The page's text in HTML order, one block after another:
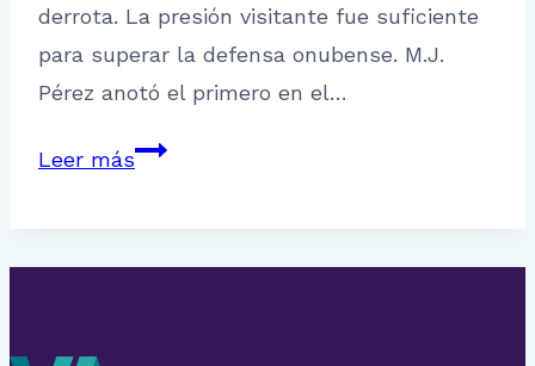
derrota. La presión visitante fue suficiente
para superar la defensa onubense. M.J.
Pérez anotó el primero en el…
Leer másJ9:
y
resultados